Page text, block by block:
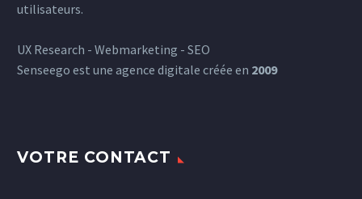
utilisateurs.
UX Research - Webmarketing - SEO
Senseego est une agence digitale créée en 2009
VOTRE CONTACT